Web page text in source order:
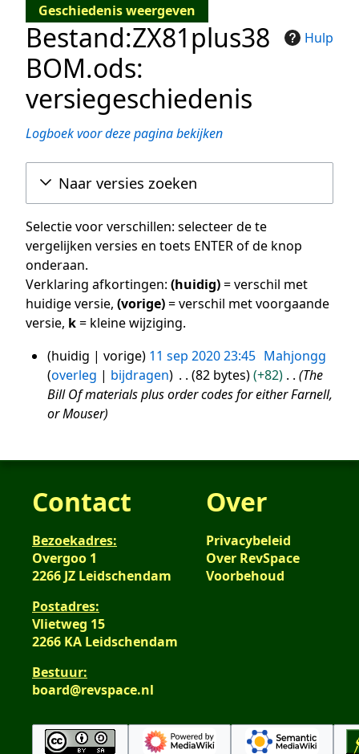
Geschiedenis weergeven
Hulp
Bestand:ZX81plus38
BOM.ods:
versiegeschiedenis
Logboek voor deze pagina bekijken
Naar versies zoeken
Selectie voor verschillen: selecteer de te
vergelijken versies en toets ENTER of de knop
onderaan.
Verklaring afkortingen: (huidig)= verschil met
huidige versie, (vorige)= verschil met voorgaande
versie, k= kleine wijziging.
11
sep
2020
huidig vorige 11 sep 2020 23:45 Mahjongg
overleg
bijdragen 82 bytes +82
The
Bill Of materials plus order codes for either Farnell,
or Mouser
Contact
Bezoekadres:
Overgoo 1
2266 JZ Leidschendam
Postadres:
Vlietweg 15
2266 KA Leidschendam
Bestuur:
board@revspace.nl
Over
Privacybeleid
Over RevSpace
Voorbehoud